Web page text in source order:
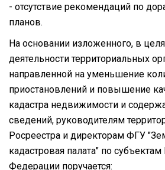
- отсутствие рекомендаций по
планов.
На основании изложенного, в
деятельности территориальных
направленной на уменьшение
приостановлений и повышение
кадастра недвижимости и
сведений, руководителям
Росреестра и директорам ФГУ
кадастровая палата" по
Федерации поручается: